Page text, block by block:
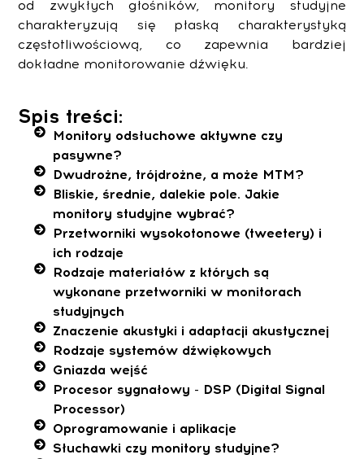
od zwykłych głośników, monitory studyjne
charakteryzują się płaską charakterystyką
częstotliwościową, co zapewnia bardziej
dokładne monitorowanie dźwięku.
Spis treści:
Monitory odsłuchowe aktywne czy
pasywne?
Dwudrożne, trójdrożne, a może MTM?
Bliskie, średnie, dalekie pole. Jakie
monitory studyjne wybrać?
Przetworniki wysokotonowe (tweetery) i
ich rodzaje
Rodzaje materiałów z których są
wykonane przetworniki w monitorach
studyjnych
Znaczenie akustyki i adaptacji akustycznej
Rodzaje systemów dźwiękowych
Gniazda wejść
Procesor sygnałowy - DSP (Digital Signal
Processor)
Oprogramowanie i aplikacje
Słuchawki czy monitory studyjne?